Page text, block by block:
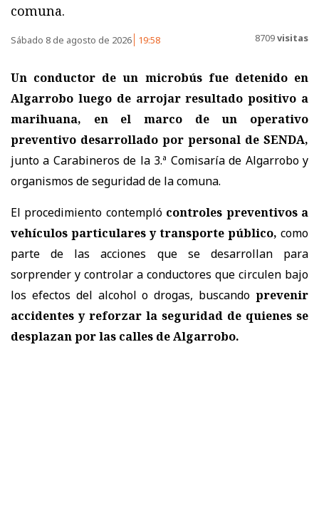
comuna.
Sábado 8 de agosto de 2026 19:58 8709visitas
Un conductor de un microbús fue detenido en
Algarrobo luego de arrojar resultado positivo a
marihuana, en el marco de un operativo
preventivo desarrollado por personal de SENDA,
junto a Carabineros de la 3.ª Comisaría de Algarrobo y
organismos de seguridad de la comuna.
El procedimiento contempló controles preventivos a
vehículos particulares y transporte público, como
parte de las acciones que se desarrollan para
sorprender y controlar a conductores que circulen bajo
los efectos del alcohol o drogas, buscando prevenir
accidentes y reforzar la seguridad de quienes se
desplazan por las calles de Algarrobo.